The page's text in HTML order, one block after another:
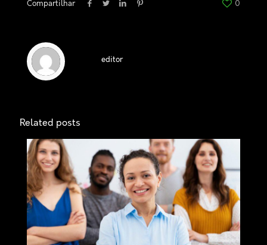
Compartilhar 0
editor
Related posts